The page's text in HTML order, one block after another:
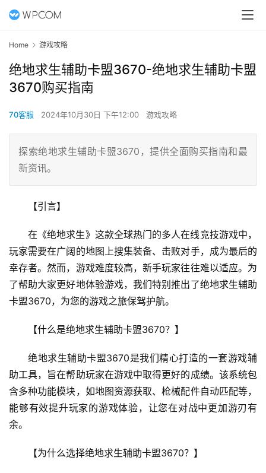
Home 游戏攻略
绝地求生辅助卡盟3670-绝地求生辅助卡盟
3670购买指南
70客服 2024年10月30日 下午12:00 游戏攻略
探索绝地求生辅助卡盟3670，提供全面购买指南和最
新资讯。
【引言】
在《绝地求生》这款全球热门的多人在线竞技游戏中，
玩家需要在广阔的地图上搜集装备、击败对手，成为最后的
幸存者。然而，游戏难度较高，新手玩家往往难以适应。为
了帮助大家更好地体验游戏，我们特别推出了绝地求生辅助
卡盟3670，为您的游戏之旅保驾护航。
【什么是绝地求生辅助卡盟3670？】
绝地求生辅助卡盟3670是我们精心打造的一套游戏辅
助工具，旨在帮助玩家在游戏中取得更好的成绩。该系统包
含多种功能模块，如地图资源获取、枪械配件自动匹配等，
能够有效提升玩家的游戏体验，让您在对战中更加游刃有
余。
【为什么选择绝地求生辅助卡盟3670？】